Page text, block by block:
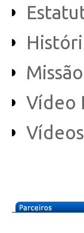
Missão
Vídeo
Vídeos